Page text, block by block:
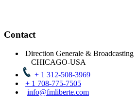
Contact
Direction Generale & Broadcasting
CHICAGO-USA
+ 1 312-508-3969
+ 1 708-775-7505
info@fmliberte.com